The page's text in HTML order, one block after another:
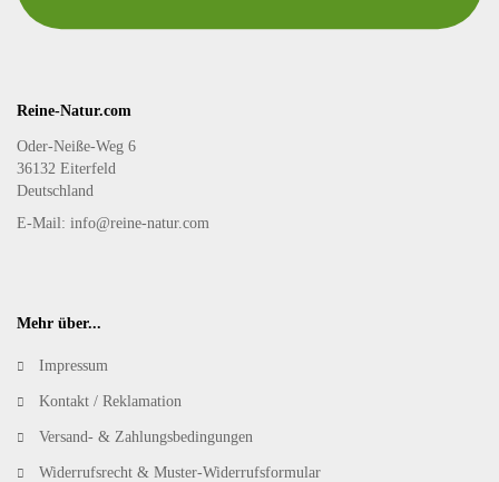
Reine-Natur.com
Oder-Neiße-Weg 6
36132 Eiterfeld
Deutschland
E-Mail: info@reine-natur.com
Mehr über...
Impressum
Kontakt / Reklamation
Versand- & Zahlungsbedingungen
Widerrufsrecht & Muster-Widerrufsformular